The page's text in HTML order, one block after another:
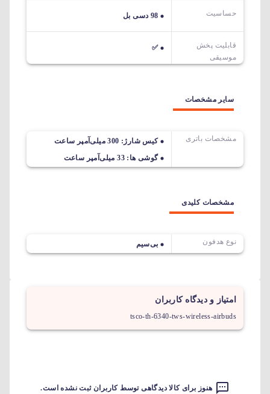
حساسیت 98 دسی بل
قابلیت پخش
موسیقی
✅
سایر مشخصات
مشخصات باتری
کیس شارژ: 300 میلی‌آمپر ساعت
گوشی ها: 33 میلی‌آمپر ساعت
مشخصات کلیدی
نوع هدفون بی‌سیم
امتیاز و دیدگاه کاربران
tsco-th-6340-tws-wireless-airbuds
هنوز برای کالا دیدگاهی توسط کاربران ثبت نشده است.